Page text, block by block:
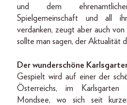
und dem
Spielgemeinschaft und all
verdanken, zeugt aber auch
sollte man sagen, der Aktualität
Der wunderschöne
Gespielt wird auf einer der
Österreichs, im Karlsgarten
Mondsee, wo sich seit